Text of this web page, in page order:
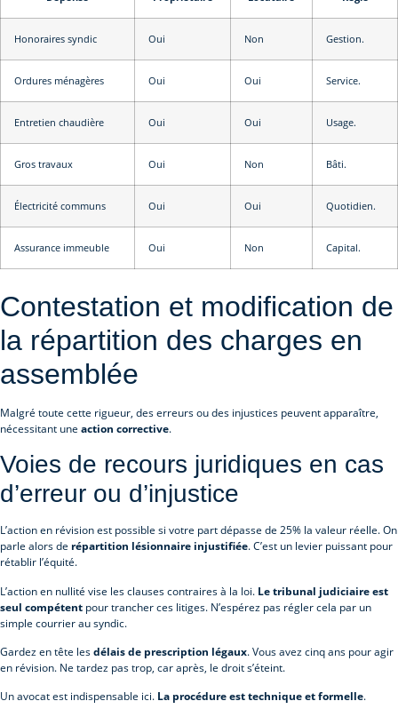
Honoraires syndic Oui Non Gestion.
Ordures ménagères Oui Oui Service.
Entretien chaudière Oui Oui Usage.
Gros travaux Oui Non Bâti.
Électricité communs Oui Oui Quotidien.
Assurance immeuble Oui Non Capital.
Contestation et modification de
la répartition des charges en
assemblée
Malgré toute cette rigueur, des erreurs ou des injustices peuvent apparaître,
nécessitant une action corrective.
Voies de recours juridiques en cas
d’erreur ou d’injustice
L’action en révision est possible si votre part dépasse de 25% la valeur réelle. On
parle alors de répartition lésionnaire injustifiée. C’est un levier puissant pour
rétablir l’équité.
L’action en nullité vise les clauses contraires à la loi. Le tribunal judiciaire est
seul compétent pour trancher ces litiges. N’espérez pas régler cela par un
simple courrier au syndic.
Gardez en tête lesdélais de prescription légaux. Vous avez cinq ans pour agir
en révision. Ne tardez pas trop, car après, le droit s’éteint.
Un avocat est indispensable ici. La procédure est technique et formelle.